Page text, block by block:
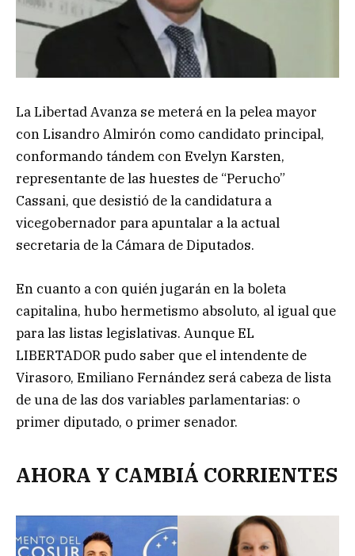
La Libertad Avanza se meterá en la pelea mayor
con Lisandro Almirón como candidato principal,
conformando tándem con Evelyn Karsten,
representante de las huestes de “Perucho”
Cassani, que desistió de la candidatura a
vicegobernador para apuntalar a la actual
secretaria de la Cámara de Diputados.
En cuanto a con quién jugarán en la boleta
capitalina, hubo hermetismo absoluto, al igual que
para las listas legislativas. Aunque EL
LIBERTADOR pudo saber que el intendente de
Virasoro, Emiliano Fernández será cabeza de lista
de una de las dos variables parlamentarias: o
primer diputado, o primer senador.
AHORA Y CAMBIÁ CORRIENTES